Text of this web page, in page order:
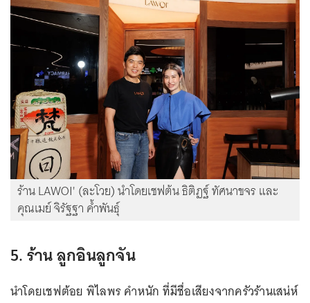
ร้าน LAWOI' (ละโวย) นำโดยเชฟต้น ธิติฏฐ์ ทัศนาขจร และ
คุณเมย์ จิรัฐฐา ค้ำพันธุ์
5. ร้าน ลูกอินลูกจัน
นำโดยเชฟต้อย พิไลพร คำหนัก ที่มีชื่อเสียงจากครัวร้านเสน่ห์